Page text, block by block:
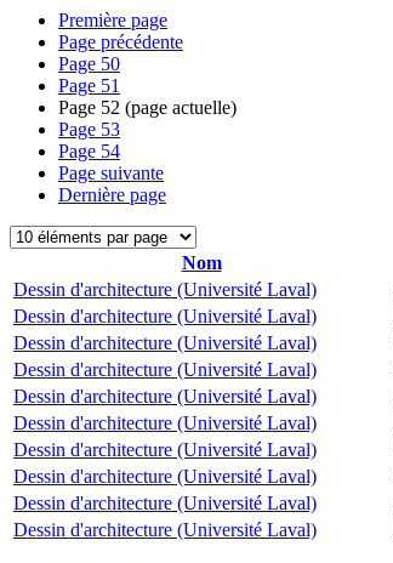
Première page
Page précédente
Page 50
Page 51
Page 52 (page actuelle)
Page 53
Page 54
Page suivante
Dernière page
Nom
Dessin d'architecture (Université Laval)
Dessin d'architecture (Université Laval)
Dessin d'architecture (Université Laval)
Dessin d'architecture (Université Laval)
Dessin d'architecture (Université Laval)
Dessin d'architecture (Université Laval)
Dessin d'architecture (Université Laval)
Dessin d'architecture (Université Laval)
Dessin d'architecture (Université Laval)
Dessin d'architecture (Université Laval)